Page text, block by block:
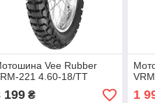
Vee Rubber
221 4.60-18/TT
199₴ 1